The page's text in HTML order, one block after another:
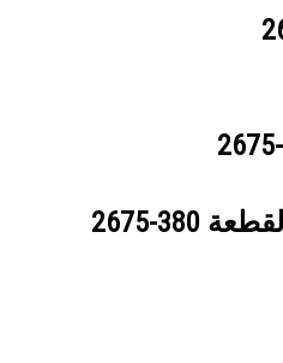
380-2675